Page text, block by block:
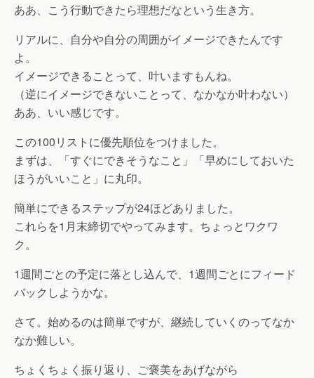
ああ、こう行動できたら理想だなという生き方。
リアルに、自分や自分の周囲がイメージできたんです
よ。
イメージできることって、叶いますもんね。
（逆にイメージできないことって、なかなか叶わない）
ああ、いい感じです。
この100リストに優先順位をつけました。
まずは、「すぐにできそうなこと」「早めにしておいた
ほうがいいこと」に丸印。
簡単にできるステップが24ほどありました。
これらを1月末締切でやってみます。ちょっとワクワ
ク。
1週間ごとの予定に落とし込んで、1週間ごとにフィード
バックしようかな。
さて。始めるのは簡単ですが、継続していくのってなか
なか難しい。
ちょくちょく振り返り、ご褒美をあげながら